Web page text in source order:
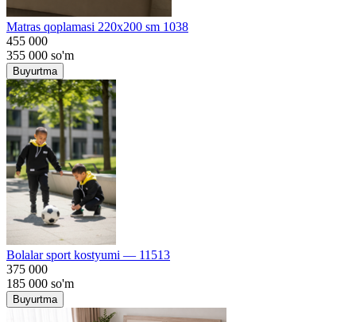
Matras qoplamasi 220x200 sm 1038
455 000
355 000 so'm
Buyurtma
Bolalar sport kostyumi — 11513
375 000
185 000 so'm
Buyurtma